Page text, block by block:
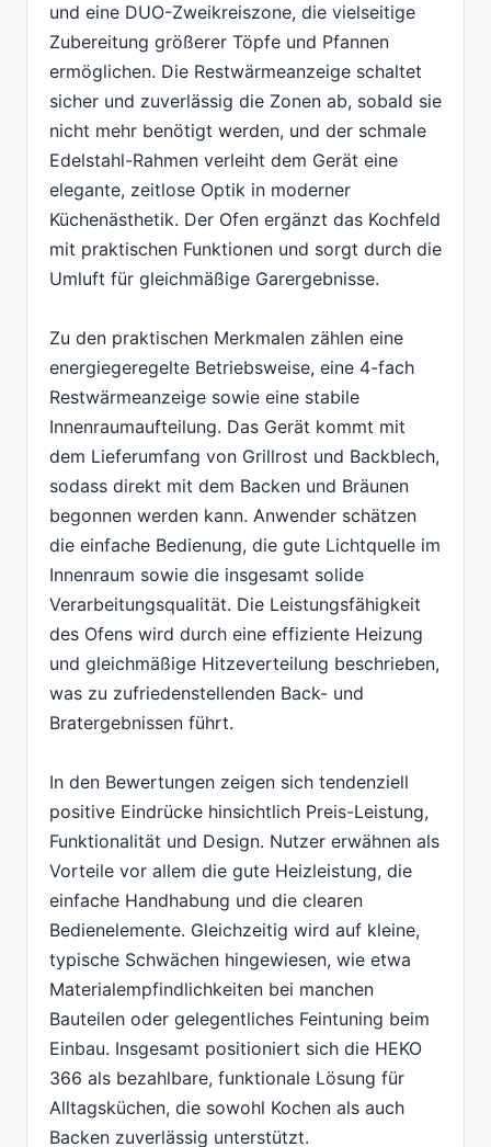
und eine DUO-Zweikreiszone, die vielseitige
Zubereitung größerer Töpfe und Pfannen
ermöglichen. Die Restwärmeanzeige schaltet
sicher und zuverlässig die Zonen ab, sobald sie
nicht mehr benötigt werden, und der schmale
Edelstahl-Rahmen verleiht dem Gerät eine
elegante, zeitlose Optik in moderner
Küchenästhetik. Der Ofen ergänzt das Kochfeld
mit praktischen Funktionen und sorgt durch die
Umluft für gleichmäßige Garergebnisse.
Zu den praktischen Merkmalen zählen eine
energiegeregelte Betriebsweise, eine 4-fach
Restwärmeanzeige sowie eine stabile
Innenraumaufteilung. Das Gerät kommt mit
dem Lieferumfang von Grillrost und Backblech,
sodass direkt mit dem Backen und Bräunen
begonnen werden kann. Anwender schätzen
die einfache Bedienung, die gute Lichtquelle im
Innenraum sowie die insgesamt solide
Verarbeitungsqualität. Die Leistungsfähigkeit
des Ofens wird durch eine effiziente Heizung
und gleichmäßige Hitzeverteilung beschrieben,
was zu zufriedenstellenden Back- und
Bratergebnissen führt.
In den Bewertungen zeigen sich tendenziell
positive Eindrücke hinsichtlich Preis-Leistung,
Funktionalität und Design. Nutzer erwähnen als
Vorteile vor allem die gute Heizleistung, die
einfache Handhabung und die clearen
Bedienelemente. Gleichzeitig wird auf kleine,
typische Schwächen hingewiesen, wie etwa
Materialempfindlichkeiten bei manchen
Bauteilen oder gelegentliches Feintuning beim
Einbau. Insgesamt positioniert sich die HEKO
366 als bezahlbare, funktionale Lösung für
Alltagsküchen, die sowohl Kochen als auch
Backen zuverlässig unterstützt.